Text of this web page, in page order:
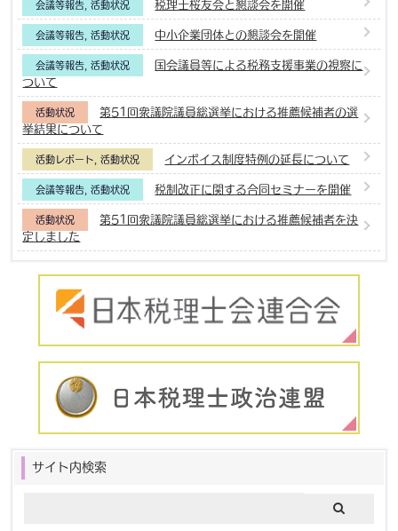
会議等報告,活動状況 税理士桜友会と懇談会を開催
会議等報告,活動状況 中小企業団体との懇談会を開催
会議等報告,活動状況
国会議員等による税務支援事業の視察に
ついて
活動状況
第51回衆議院議員総選挙における推薦候補者の選
挙結果について
活動レポート,活動状況 インボイス制度特例の延長について
会議等報告,活動状況 税制改正に関する合同セミナーを開催
活動状況
第51回衆議院議員総選挙における推薦候補者を決
定しました
サイト内検索